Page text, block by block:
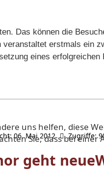
Das können die
veranstaltet erstmals ein
eines erfolgreichen
06. Mai 2012 Zugriffe:
geht
uns helfen, diese
Sie, dass bei